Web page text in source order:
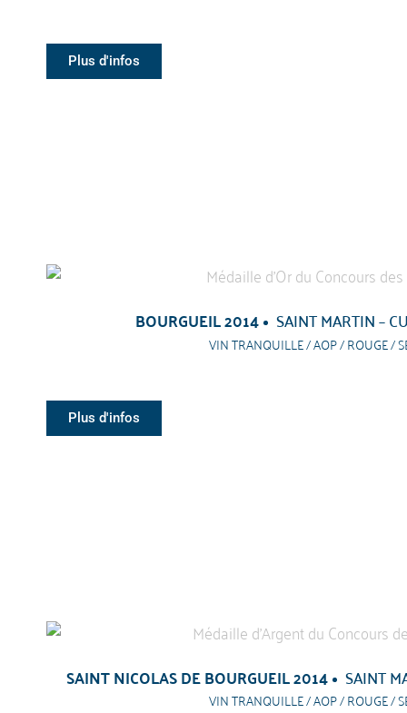
Plus d'infos
BOURGUEIL 2014 SAINT MARTIN –
VIN TRANQUILLE / AOP / ROUGE /
Plus d'infos
SAINT NICOLAS DE BOURGUEIL 2014 SAINT
VIN TRANQUILLE / AOP / ROUGE /